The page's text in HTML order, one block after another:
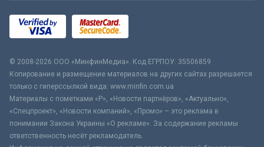
© 2008-2026 ООО «МинфинМедиа». Код ЕГРПОУ: 35506859
Копирование и размещение материалов на других сайтах разрешается
только с гиперссылкой вида: www.minfin.com.ua
Материалы с пометками «Р», «Новости партнёров», «Актуально»,
«Спецпроект», «Новости компаний», «Промо» – это реклама в
понимании Закона Украины «О рекламе». За содержание рекламы
ответственность несёт рекламодатель.